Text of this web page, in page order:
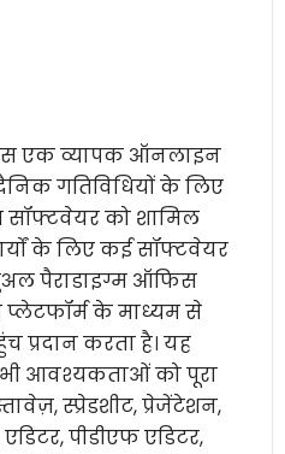
एक व्यापक ऑनलाइन
गतिविधियों के लिए
को शामिल
के लिए कई सॉफ्टवेयर
पैराडाइग्म ऑफिस
के माध्यम से
प्रदान करता है। यह
आवश्यकताओं को पूरा
स्प्रेडशीट, प्रेजेंटेशन,
पीडीएफ एडिटर,